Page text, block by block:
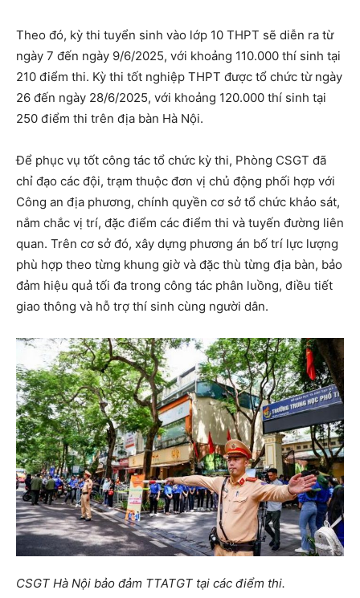
Theo đó, kỳ thi tuyển sinh vào lớp 10 THPT sẽ diễn ra từ
ngày 7 đến ngày 9/6/2025, với khoảng 110.000 thí sinh tại
210 điểm thi. Kỳ thi tốt nghiệp THPT được tổ chức từ ngày
26 đến ngày 28/6/2025, với khoảng 120.000 thí sinh tại
250 điểm thi trên địa bàn Hà Nội.
Để phục vụ tốt công tác tổ chức kỳ thi, Phòng CSGT đã
chỉ đạo các đội, trạm thuộc đơn vị chủ động phối hợp với
Công an địa phương, chính quyền cơ sở tổ chức khảo sát,
nắm chắc vị trí, đặc điểm các điểm thi và tuyến đường liên
quan. Trên cơ sở đó, xây dựng phương án bố trí lực lượng
phù hợp theo từng khung giờ và đặc thù từng địa bàn, bảo
đảm hiệu quả tối đa trong công tác phân luồng, điều tiết
giao thông và hỗ trợ thí sinh cùng người dân.
CSGT Hà Nội bảo đảm TTATGT tại các điểm thi.